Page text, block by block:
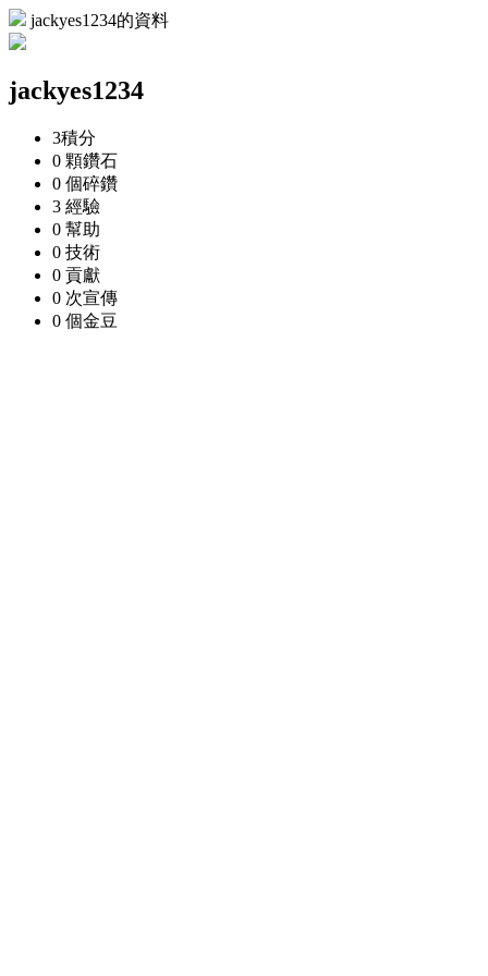
jackyes1234的資料
jackyes1234
3積分
0 顆鑽石
0 個碎鑽
3 經驗
0 幫助
0 技術
0 貢獻
0 次宣傳
0 個金豆